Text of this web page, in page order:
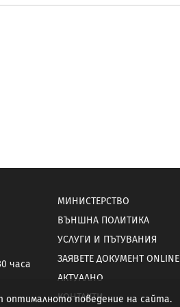
часа
МИНИСТЕРСТВО
ВЪНШНА ПОЛИТИКА
УСЛУГИ И ПЪТУВАНИЯ
ЗАЯВЕТЕ ДОКУМЕНТ ONLINE
АКТУАЛНО
КОНТАКТИ
оптималното поведение на сайта.